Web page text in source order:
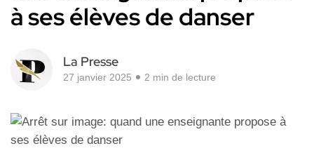
à ses élèves de danser
La Presse
27 janvier 2025 2 min de lecture